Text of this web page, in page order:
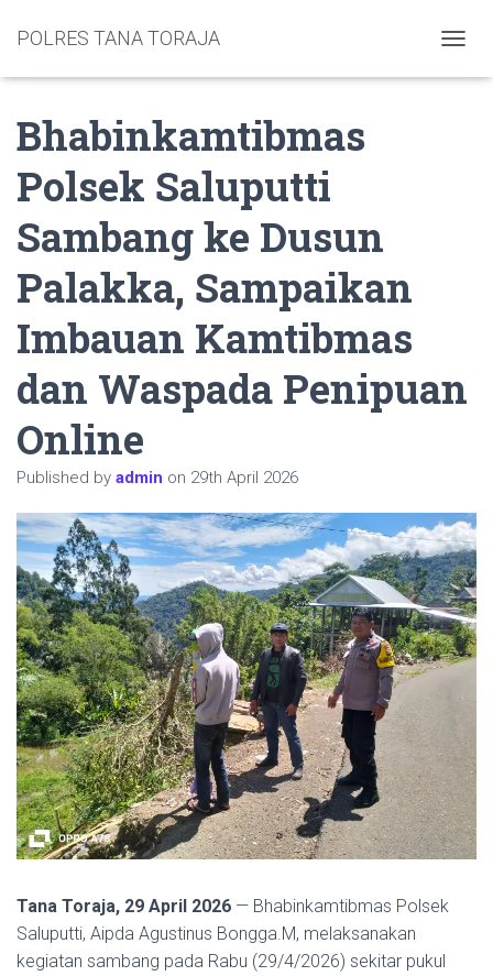
POLRES TANA TORAJA
Bhabinkamtibmas
Polsek Saluputti
Sambang ke Dusun
Palakka, Sampaikan
Imbauan Kamtibmas
dan Waspada Penipuan
Online
Published by admin on 29th April 2026
Tana Toraja, 29 April 2026 — Bhabinkamtibmas Polsek
Saluputti, Aipda Agustinus Bongga.M, melaksanakan
kegiatan sambang pada Rabu (29/4/2026) sekitar pukul